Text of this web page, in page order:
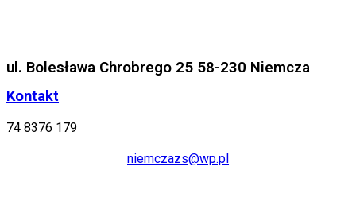
ul. Bolesława Chrobrego 25 58-230 Niemcza
Kontakt
74 8376 179
niemczazs@wp.pl